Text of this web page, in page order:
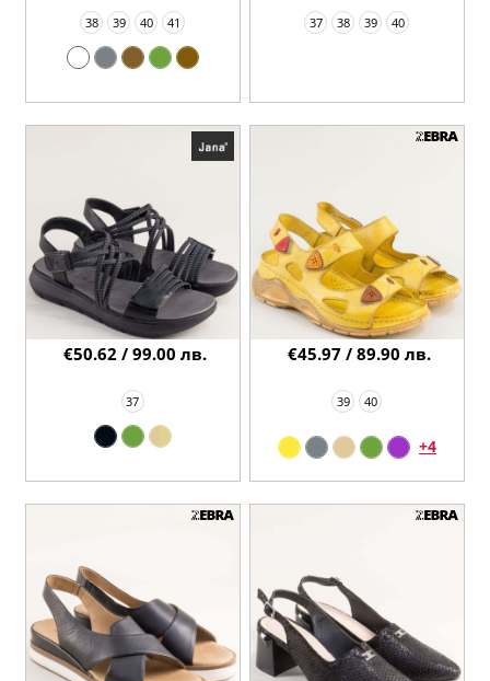
38 39 40 41 37 38 39 40
37
€50.62 / 99.00 лв.
39 40
+4
€45.97 / 89.90 лв.